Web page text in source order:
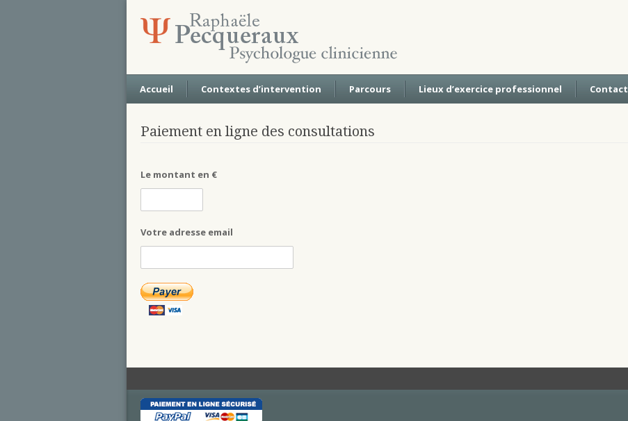
Accueil Contextes d’intervention Parcours Lieux d’exercice professionnel Contact
Paiement en ligne des consultations
Le montant en €
Votre adresse email